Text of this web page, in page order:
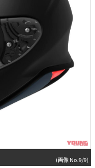
(画像 No.9/9)